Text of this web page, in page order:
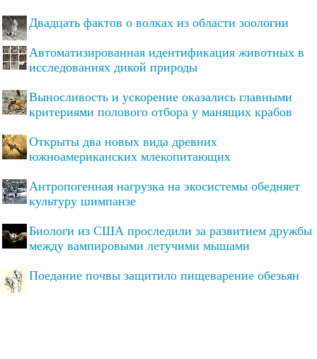
Двадцать фактов о волках из области зоологии
Автоматизированная идентификация животных в
исследованиях дикой природы
Выносливость и ускорение оказались главными
критериями полового отбора у манящих крабов
Открыты два новых вида древних
южноамериканских млекопитающих
Антропогенная нагрузка на экосистемы обедняет
культуру шимпанзе
Биологи из США проследили за развитием дружбы
между вампировыми летучими мышами
Поедание почвы защитило пищеварение обезьян